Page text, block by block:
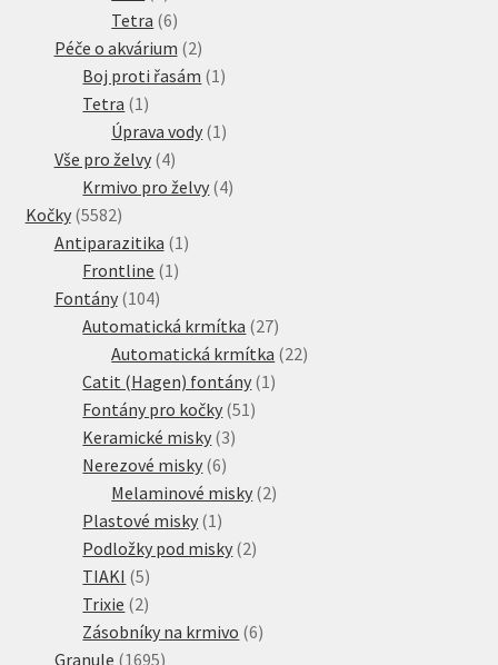
produkty
Tetra 66
produktů
Péče o akvárium 22
produkty
Boj proti řasám 1 1
Tetra 1 1
produkt
Úprava vody 1 1
Vše pro želvy 44
produkty
Krmivo pro želvy 44
Kočky 55825582
produktů
Antiparazitika 1 1
Frontline 1 1
Fontány 104104
produktů
Automatická krmítka 2727
produktů
Automatická krmítka 2222
Catit (Hagen) fontány 1 1
Fontány pro kočky 51 51
Keramické misky 33
Nerezové misky 66
produktů
Melaminové misky 22
Plastové misky 1 1
produkt
Podložky pod misky 22
TIAKI 55
produktů
Trixie 22
produkty
Zásobníky na krmivo 66
Granule 16951695